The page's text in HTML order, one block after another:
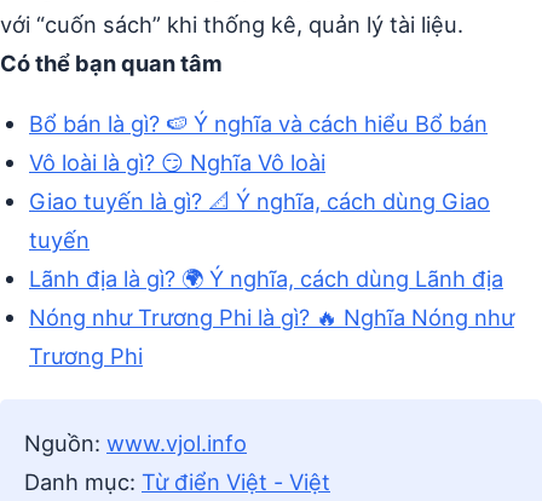
với “cuốn sách” khi thống kê, quản lý tài liệu.
Có thể bạn quan tâm
Bổ bán là gì? 🍉 Ý nghĩa và cách hiểu Bổ bán
Vô loài là gì? 😏 Nghĩa Vô loài
Giao tuyến là gì? 📐 Ý nghĩa, cách dùng Giao
tuyến
Lãnh địa là gì? 🌍 Ý nghĩa, cách dùng Lãnh địa
Nóng như Trương Phi là gì? 🔥 Nghĩa Nóng như
Trương Phi
Nguồn: www.vjol.info
Danh mục: Từ điển Việt - Việt